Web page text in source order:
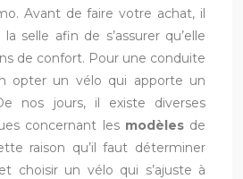
Avant de faire votre achat, il
selle afin de s’assurer qu’elle
de confort. Pour une conduite
opter un vélo qui apporte un
nos jours, il existe diverses
concernant les modèlesde
raison qu’il faut déterminer
choisir un vélo qui s’ajuste à